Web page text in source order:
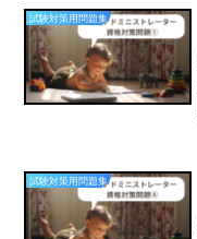
試験対策用問題集
試験対策用問題集